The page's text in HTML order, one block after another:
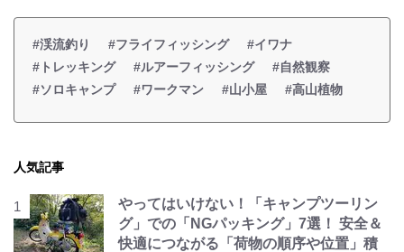
#渓流釣り #フライフィッシング
#イワナ
#トレッキング
#ルアーフィッシング
#自然観察
#ソロキャンプ
#ワークマン #山小屋 #高山植物
人気記事
やってはいけない！「キャンプツーリン
グ」での「NGパッキング」7選！ 安全＆
快適につながる「荷物の順序や位置」積